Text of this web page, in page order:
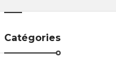
Catégories